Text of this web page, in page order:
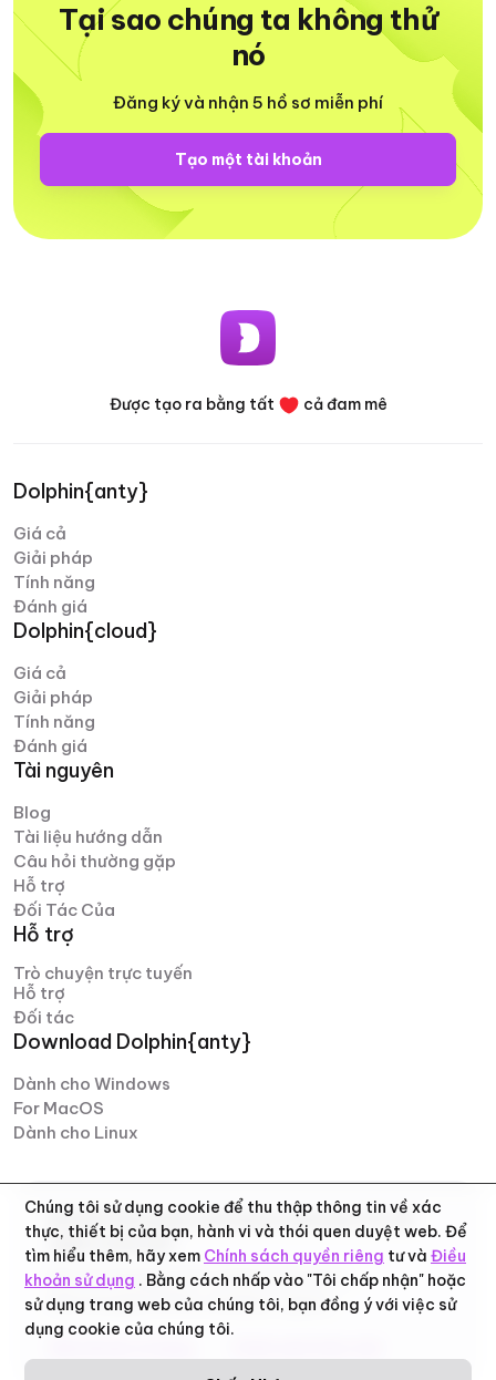
Tại sao chúng ta không thử
nó
Đăng ký và nhận 5 hồ sơ miễn phí
Tạo một tài khoản
Được tạo ra bằng tất cả đam mê
Dolphin{anty}
Giá cả
Giải pháp
Tính năng
Đánh giá
Dolphin{cloud}
Giá cả
Giải pháp
Tính năng
Đánh giá
Tài nguyên
Blog
Tài liệu hướng dẫn
Câu hỏi thường gặp
Hỗ trợ
Đối Tác Của
Hỗ trợ
Trò chuyện trực tuyến
Hỗ trợ
Đối tác
Download Dolphin{anty}
Dành cho Windows
For MacOS
Dành cho Linux
© 2026 Zhitnyakov software solutions LTD. All
rights reserved.
Địa chỉ: Georgiou A`13, Stala Court off. 3,
Germasogeia 4040, Limassol, Cyprus
Chúng tôi sử dụng cookie để thu thập thông tin về xác
thực, thiết bị của bạn, hành vi và thói quen duyệt web. Để
tìm hiểu thêm, hãy xem Chính sách quyền riêng tư và Điều
khoản sử dụng . Bằng cách nhấp vào "Tôi chấp nhận" hoặc
sử dụng trang web của chúng tôi, bạn đồng ý với việc sử
dụng cookie của chúng tôi.